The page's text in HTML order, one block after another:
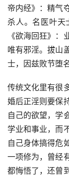
帝内经》：精气
杀人。名医叶天
《欲海回狂》
唯有邪淫。拔山
士，因兹败节堕名
传统文化里有很
婚后正淫则要保
自己的欲望，学
学业和事业，而
自己身体搞得危
一项修为，曾经
都悔悟了，还曾